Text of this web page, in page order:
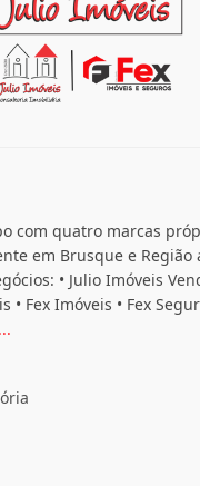
com quatro marcas
em Brusque e Região
• Julio Imóveis
• Fex Imóveis • Fex